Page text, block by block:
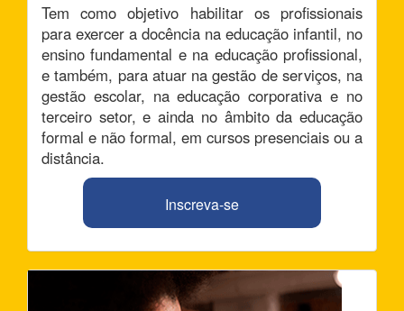
Tem como objetivo habilitar os profissionais
para exercer a docência na educação infantil, no
ensino fundamental e na educação profissional,
e também, para atuar na gestão de serviços, na
gestão escolar, na educação corporativa e no
terceiro setor, e ainda no âmbito da educação
formal e não formal, em cursos presenciais ou a
distância.
Inscreva-se